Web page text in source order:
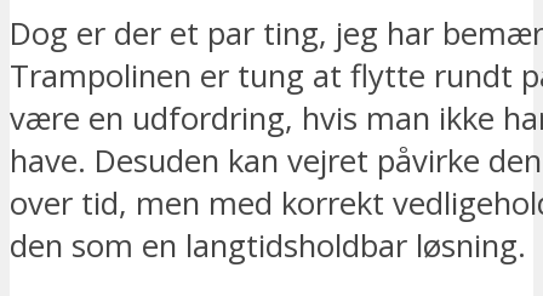
Dog er der et par ting, jeg har
Trampolinen er tung at flytte rundt
være en udfordring, hvis man ikke
have. Desuden kan vejret påvirke
over tid, men med korrekt
den som en langtidsholdbar løsning.